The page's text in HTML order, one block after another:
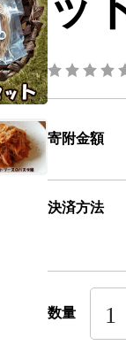
寄附金額
決済方法
数量